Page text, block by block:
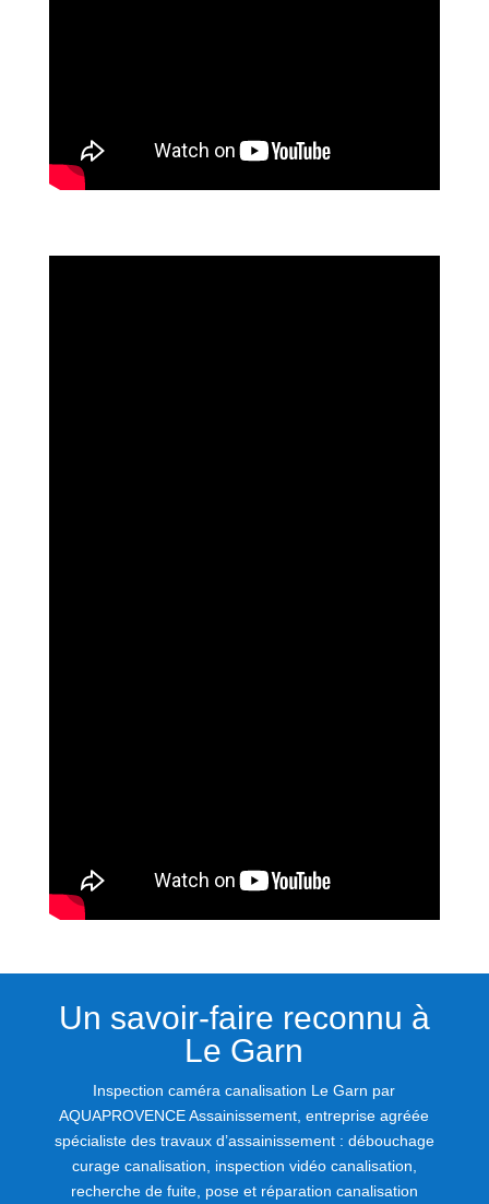
Un savoir-faire reconnu à
Le Garn
Inspection caméra canalisation Le Garn par
AQUAPROVENCE Assainissement, entreprise agréée
spécialiste des travaux d’assainissement : débouchage
curage canalisation, inspection vidéo canalisation,
recherche de fuite, pose et réparation canalisation